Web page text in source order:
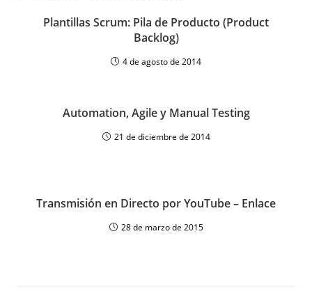
Plantillas Scrum: Pila de Producto (Product
Backlog)
4 de agosto de 2014
Automation, Agile y Manual Testing
21 de diciembre de 2014
Transmisión en Directo por YouTube – Enlace
28 de marzo de 2015